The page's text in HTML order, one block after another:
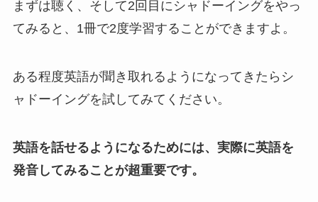
まずは聴く、そして2回目にシャドーイングをやっ
てみると、1冊で2度学習することができますよ。
ある程度英語が聞き取れるようになってきたらシ
ャドーイングを試してみてください。
英語を話せるようになるためには、実際に英語を
発音してみることが超重要です。